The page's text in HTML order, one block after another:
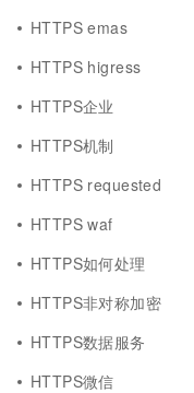
HTTPS emas
HTTPS higress
HTTPS企业
HTTPS机制
HTTPS requested
HTTPS waf
HTTPS如何处理
HTTPS非对称加密
HTTPS数据服务
HTTPS微信